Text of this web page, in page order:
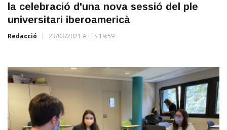
la celebració d'una nova sessió del ple
universitari iberoamericà
Redacció 23/03/2021 A LES 19:59